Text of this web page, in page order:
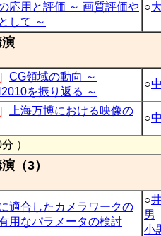
応用と評価 ～ 画質評価や
して ～
○
CG領域の動向 ～
を振り返る ～
○
上海万博における映像の
○
）
（3）
適合したカメラワークの
用なパラメータの検討
○
男
小